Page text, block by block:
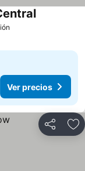
Ver precios
Ver precios
Compartir